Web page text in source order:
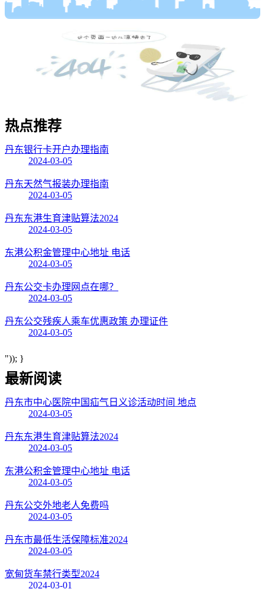
热点推荐
丹东银行卡开户办理指南
2024-03-05
丹东天然气报装办理指南
2024-03-05
丹东东港生育津贴算法2024
2024-03-05
东港公积金管理中心地址 电话
2024-03-05
丹东公交卡办理网点在哪？
2024-03-05
丹东公交残疾人乘车优惠政策 办理证件
2024-03-05
")); }
最新阅读
丹东市中心医院中国疝气日义诊活动时间 地点
2024-03-05
丹东东港生育津贴算法2024
2024-03-05
东港公积金管理中心地址 电话
2024-03-05
丹东公交外地老人免费吗
2024-03-05
丹东市最低生活保障标准2024
2024-03-05
宽甸货车禁行类型2024
2024-03-01